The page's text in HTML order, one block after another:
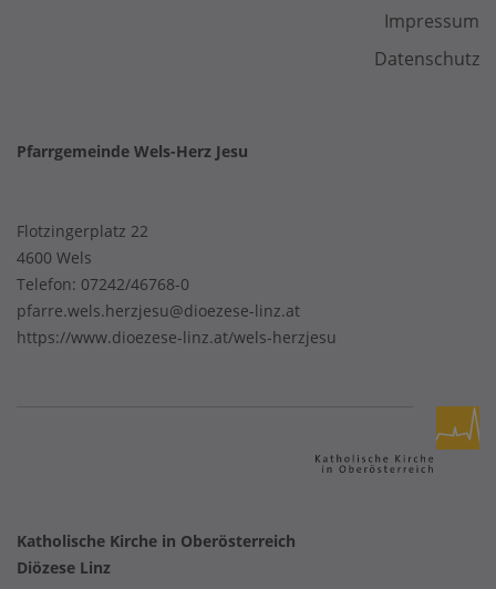
Impressum
Datenschutz
Pfarrgemeinde Wels-Herz Jesu
Flotzingerplatz 22
4600 Wels
Telefon: 07242/46768-0
pfarre.wels.herzjesu@dioezese-linz.at
https://www.dioezese-linz.at/wels-herzjesu
Katholische Kirche in Oberösterreich
Diözese Linz